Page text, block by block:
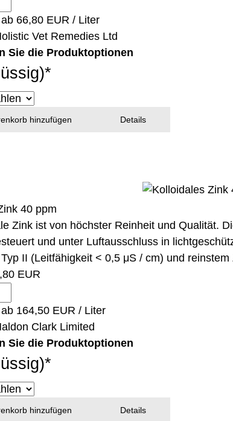
66,80 EUR / Liter
Vet Remedies Ltd
Sie die Produktoptionen
*
hinzufügen Details
40 ppm
Zink ist von höchster Reinheit und Qualität.
und unter Luftausschluss in
II (Leitfähigkeit < 0,5 μS / cm) und
EUR
164,50 EUR / Liter
Clark Limited
Sie die Produktoptionen
*
hinzufügen Details